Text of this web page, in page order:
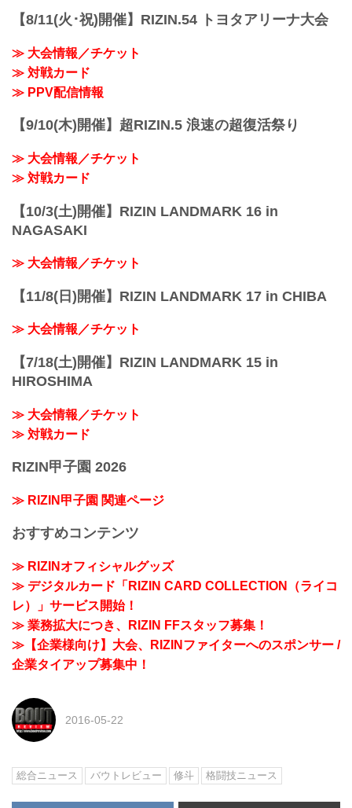
【8/11(火･祝)開催】RIZIN.54 トヨタアリーナ大会
≫ 大会情報／チケット
≫ 対戦カード
≫ PPV配信情報
【9/10(木)開催】超RIZIN.5 浪速の超復活祭り
≫ 大会情報／チケット
≫ 対戦カード
【10/3(土)開催】RIZIN LANDMARK 16 in
NAGASAKI
≫ 大会情報／チケット
【11/8(日)開催】RIZIN LANDMARK 17 in CHIBA
≫ 大会情報／チケット
【7/18(土)開催】RIZIN LANDMARK 15 in
HIROSHIMA
≫ 大会情報／チケット
≫ 対戦カード
RIZIN甲子園 2026
≫ RIZIN甲子園 関連ページ
おすすめコンテンツ
≫ RIZINオフィシャルグッズ
≫ デジタルカード「RIZIN CARD COLLECTION（ライコ
レ）」サービス開始！
≫ 業務拡大につき、RIZIN FFスタッフ募集！
≫【企業様向け】大会、RIZINファイターへのスポンサー /
企業タイアップ募集中！
2016-05-22
総合ニュース バウトレビュー 修斗 格闘技ニュース